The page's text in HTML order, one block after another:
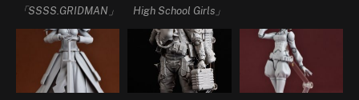
「SSSS.GRIDMAN」
High School Girls」